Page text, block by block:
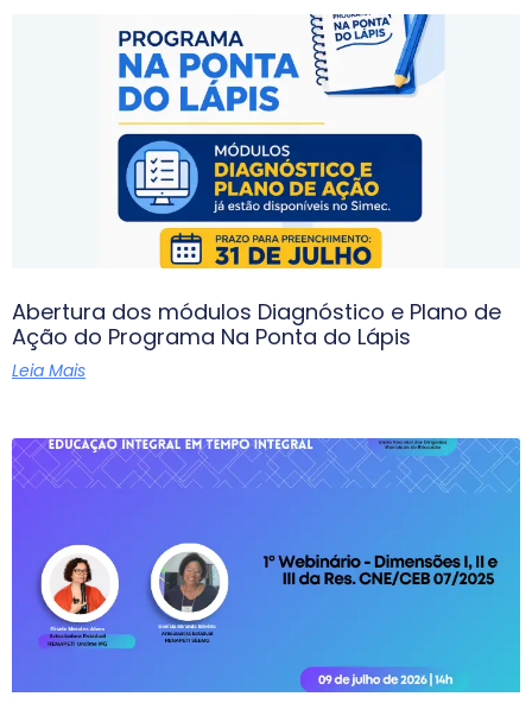
Abertura dos módulos Diagnóstico e Plano de
Ação do Programa Na Ponta do Lápis
Leia Mais